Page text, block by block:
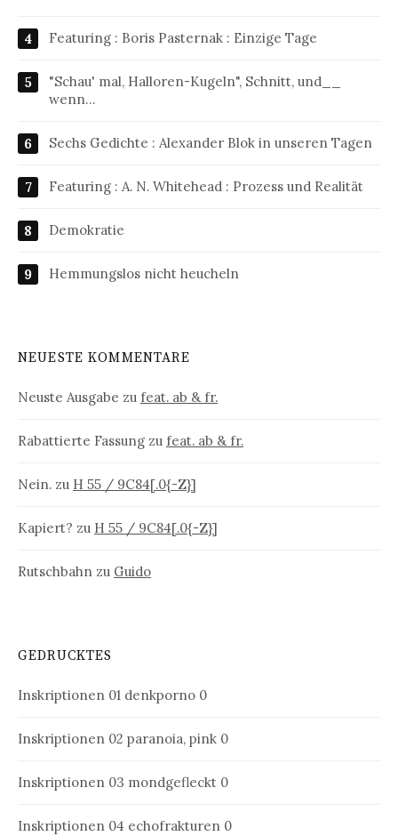
Featuring : Boris Pasternak : Einzige Tage
"Schau' mal, Halloren-Kugeln", Schnitt, und__
wenn…
Sechs Gedichte : Alexander Blok in unseren Tagen
Featuring : A. N. Whitehead : Prozess und Realität
Demokratie
Hemmungslos nicht heucheln
NEUESTE KOMMENTARE
Neuste Ausgabe zu feat. ab & fr.
Rabattierte Fassung zu feat. ab & fr.
Nein. zu H 55 / 9C84[.0{-Z}]
Kapiert? zu H 55 / 9C84[.0{-Z}]
Rutschbahn zu Guido
GEDRUCKTES
Inskriptionen 01 denkporno 0
Inskriptionen 02 paranoia, pink 0
Inskriptionen 03 mondgefleckt 0
Inskriptionen 04 echofrakturen 0